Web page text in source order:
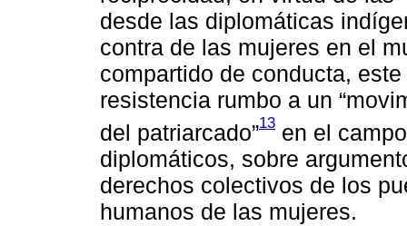
desde las diplomáticas
contra de las mujeres en el
compartido de conducta,
resistencia rumbo a un
del patriarcado”13 en el
diplomáticos, sobre
derechos colectivos de los
humanos de las mujeres.